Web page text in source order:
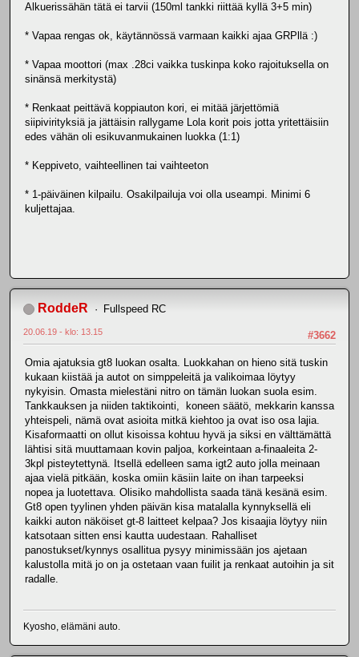
Alkuerissähän tätä ei tarvii (150ml tankki riittää kyllä 3+5 min)
* Vapaa rengas ok, käytännössä varmaan kaikki ajaa GRPllä :)
* Vapaa moottori (max .28ci vaikka tuskinpa koko rajoituksella on
sinänsä merkitystä)
* Renkaat peittävä koppiauton kori, ei mitää järjettömiä
siipivirityksiä ja jättäisin rallygame Lola korit pois jotta yritettäisiin
edes vähän oli esikuvanmukainen luokka (1:1)
* Keppiveto, vaihteellinen tai vaihteeton
* 1-päiväinen kilpailu. Osakilpailuja voi olla useampi. Minimi 6
kuljettajaa.
RoddeR Fullspeed RC
#3662
20.06.19 - klo: 13.15
Omia ajatuksia gt8 luokan osalta. Luokkahan on hieno sitä tuskin
kukaan kiistää ja autot on simppeleitä ja valikoimaa löytyy
nykyisin. Omasta mielestäni nitro on tämän luokan suola esim.
Tankkauksen ja niiden taktikointi, koneen säätö, mekkarin kanssa
yhteispeli, nämä ovat asioita mitkä kiehtoo ja ovat iso osa lajia.
Kisaformaatti on ollut kisoissa kohtuu hyvä ja siksi en välttämättä
lähtisi sitä muuttamaan kovin paljoa, korkeintaan a-finaaleita 2-
3kpl pisteytettynä. Itsellä edelleen sama igt2 auto jolla meinaan
ajaa vielä pitkään, koska omiin käsiin laite on ihan tarpeeksi
nopea ja luotettava. Olisiko mahdollista saada tänä kesänä esim.
Gt8 open tyylinen yhden päivän kisa matalalla kynnyksellä eli
kaikki auton näköiset gt-8 laitteet kelpaa? Jos kisaajia löytyy niin
katsotaan sitten ensi kautta uudestaan. Rahalliset
panostukset/kynnys osallitua pysyy minimissään jos ajetaan
kalustolla mitä jo on ja ostetaan vaan fuilit ja renkaat autoihin ja sit
radalle.
Kyosho, elämäni auto.